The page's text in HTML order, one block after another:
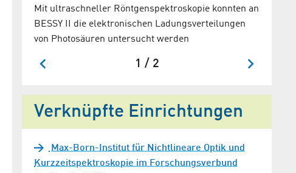
Mit ultraschneller Röntgenspektroskopie konnten an
BESSY II die elektronischen Ladungsverteilungen
von Photosäuren untersucht werden
1 / 2
Verknüpfte Einrichtungen
Max-Born-Institut für Nichtlineare Optik und
Kurzzeitspektroskopie im Forschungsverbund